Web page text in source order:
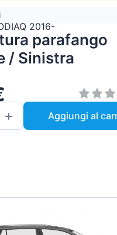
2016-
parafango
/ Sinistra
Aggiungi al